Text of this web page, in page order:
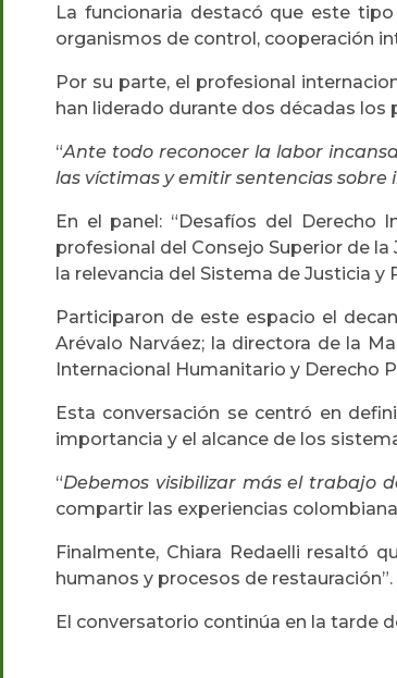
La funcionaria destacó que este
organismos de control, cooperación
Por su parte, el profesional
han liderado durante dos décadas los
“Ante todo reconocer la labor
las víctimas y emitir sentencias
En el panel: “Desafíos del Derecho
profesional del Consejo Superior de
la relevancia del Sistema de Justicia y
Participaron de este espacio el
Arévalo Narváez; la directora de la
Internacional Humanitario y Derecho
Esta conversación se centró en
importancia y el alcance de los
“Debemos visibilizar más el trabajo
compartir las experiencias
Finalmente, Chiara Redaelli resaltó
humanos y procesos de restauración”.
El conversatorio continúa en la tarde